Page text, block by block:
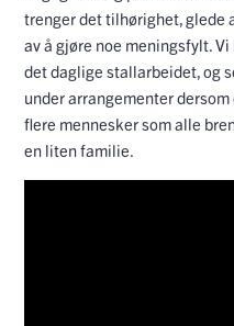
trenger det tilhørighet, glede
av å gjøre noe meningsfylt.
det daglige stallarbeidet, og
under arrangementer
flere mennesker som alle
en liten familie.